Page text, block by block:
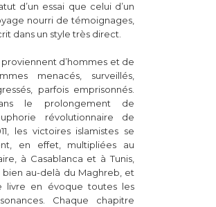
d’un essai que celui d’un
nourri de témoignages,
dans un style très direct.
proviennent d’hommes et de
menacés, surveillés,
parfois emprisonnés.
le prolongement de
révolutionnaire de
les victoires islamistes se
en effet, multipliées au
à Casablanca et à Tunis,
bien au-delà du Maghreb, et
livre en évoque toutes les
Chaque chapitre